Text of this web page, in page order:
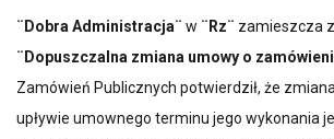
¨Dobra Administracja¨ w ¨Rz¨ zamieszcza
¨Dopuszczalna zmiana umowy o
Zamówień Publicznych potwierdził, że
upływie umownego terminu jego wykonania